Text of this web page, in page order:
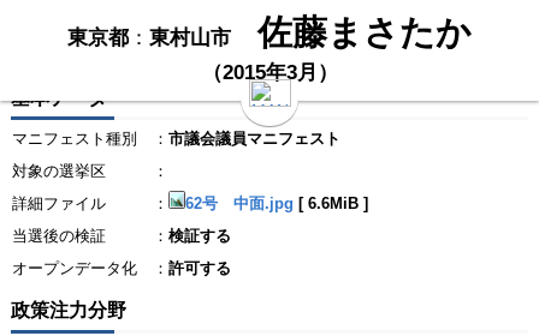
東京都：東村山市 佐藤まさたか
（2015年3月）
基本データ
マニフェスト種別 ： 市議会議員マニフェスト
対象の選挙区
：
詳細ファイル
： 62号 中面.jpg [ 6.6MiB]
当選後の検証
： 検証する
オープンデータ化
： 許可する
政策注力分野